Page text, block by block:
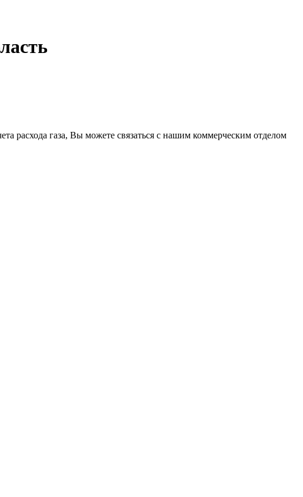
расхода газа, Вы можете связаться с нашим коммерческим отделом